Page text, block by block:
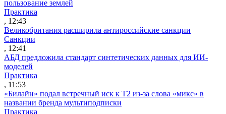
пользование землей
Практика
, 12:43
Великобритания расширила антироссийские санкции
Санкции
, 12:41
АБД предложила стандарт синтетических данных для ИИ-
моделей
Практика
, 11:53
«Билайн» подал встречный иск к Т2 из-за слова «микс» в
названии бренда мультиподписки
Практика